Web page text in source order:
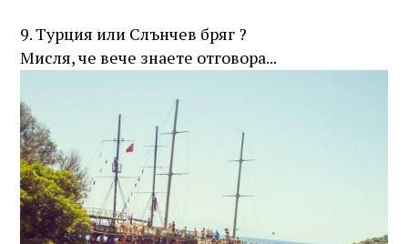
9. Турция или Слънчев бряг ?
Мисля, че вече знаете отговора...